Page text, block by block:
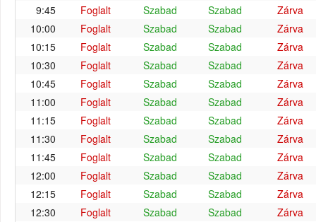
9:45
Foglalt Szabad Szabad
Zárva
10:00
Foglalt Szabad Szabad
Zárva
10:15
Foglalt Szabad Szabad
Zárva
10:30
Foglalt Szabad Szabad
Zárva
10:45
Foglalt Szabad Szabad
Zárva
11:00
Foglalt Szabad Szabad
Zárva
11:15
Foglalt Szabad Szabad
Zárva
11:30
Foglalt Szabad Szabad
Zárva
11:45
Foglalt Szabad Szabad
Zárva
12:00
Foglalt Szabad Szabad
Zárva
12:15
Foglalt Szabad Szabad
Zárva
12:30
Foglalt Szabad Szabad
Zárva